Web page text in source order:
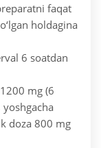
faqat
holdagina
6 soatdan
mg (6
doza 800 mg